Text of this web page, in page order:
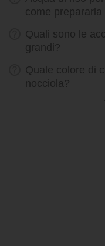
come
Quali sono le
grandi?
Quale colore di
nocciola?